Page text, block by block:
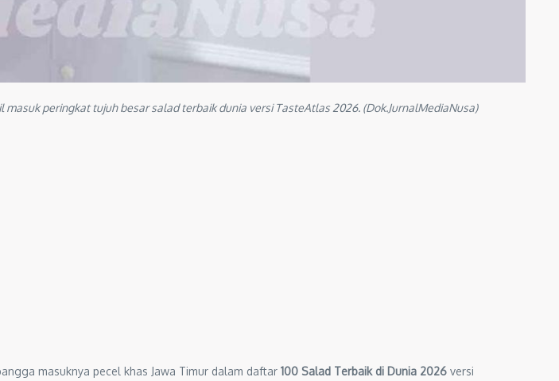
peringkat tujuh besar salad terbaik dunia versi TasteAtlas 2026. (Dok.JurnalMediaNusa)
masuknya pecel khas Jawa Timur dalam daftar 100 Salad Terbaik di Dunia 2026 versi